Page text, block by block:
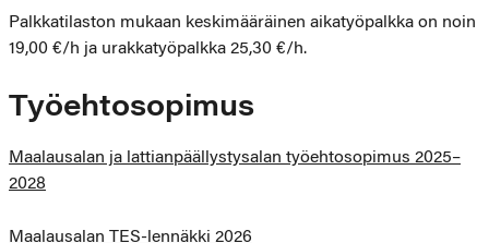
Palkkatilaston mukaan keskimääräinen aikatyöpalkka on noin
19,00 €/h ja urakkatyöpalkka 25,30 €/h.
Työehtosopimus
Maalausalan ja lattianpäällystysalan työehtosopimus 2025–
2028
Maalausalan TES-lennäkki 2026